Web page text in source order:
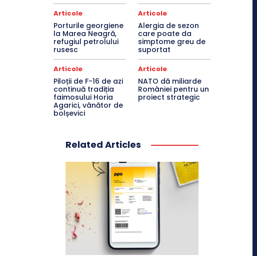
Articole
Porturile georgiene
la Marea Neagră,
refugiul petrolului
rusesc
Articole
Alergia de sezon
care poate da
simptome greu de
suportat
Articole
Piloții de F-16 de azi
continuă tradiția
faimosului Horia
Agarici, vânător de
bolșevici
Articole
NATO dă miliarde
României pentru un
proiect strategic
Related Articles